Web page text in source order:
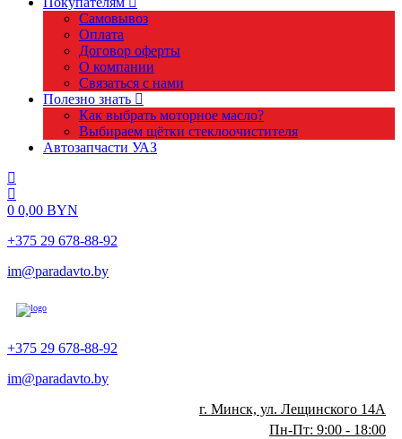
Самовывоз
Оплата
Договор оферты
О компании
Связаться с нами
Полезно знать
Как выбрать моторное масло?
Выбираем щётки стеклоочистителя
Автозапчасти УАЗ
0 0,00 BYN
+375 29 678-88-92
im@paradavto.by
+375 29 678-88-92
im@paradavto.by
г. Минск, ул. Лещинского 14А
Пн-Пт: 9:00 - 18:00